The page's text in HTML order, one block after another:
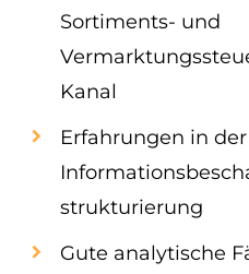
Sortiments- und
Kanal
Erfahrungen in der
strukturierung
Gute analytische